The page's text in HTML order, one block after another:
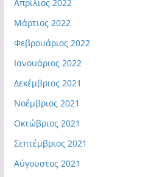
Απρίλιος 2022
Μάρτιος 2022
Φεβρουάριος 2022
Ιανουάριος 2022
Δεκέμβριος 2021
Νοέμβριος 2021
Οκτώβριος 2021
Σεπτέμβριος 2021
Αύγουστος 2021